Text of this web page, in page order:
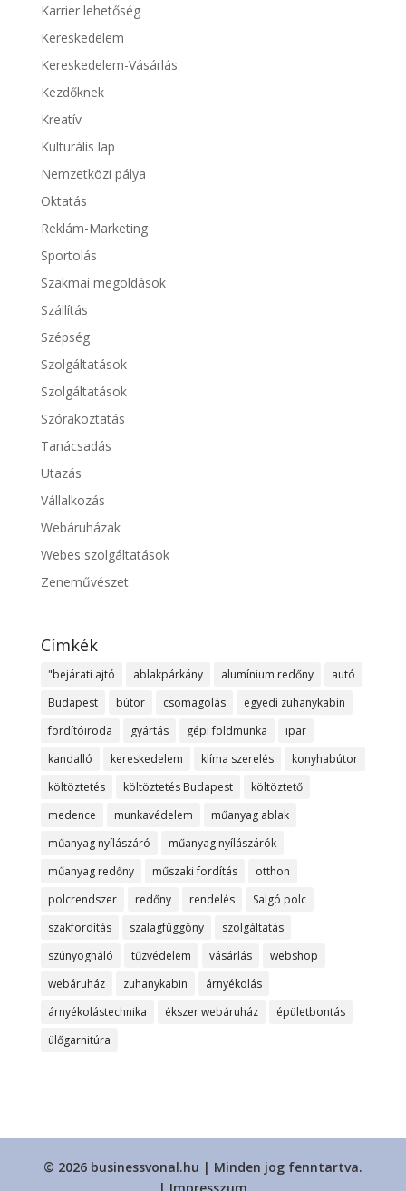
Karrier lehetőség
Kereskedelem
Kereskedelem-Vásárlás
Kezdőknek
Kreatív
Kulturális lap
Nemzetközi pálya
Oktatás
Reklám-Marketing
Sportolás
Szakmai megoldások
Szállítás
Szépség
Szolgáltatások
Szolgáltatások
Szórakoztatás
Tanácsadás
Utazás
Vállalkozás
Webáruházak
Webes szolgáltatások
Zeneművészet
Címkék
"bejárati ajtó ablakpárkány alumínium redőny
autó
Budapest
bútor csomagolás
egyedi zuhanykabin
fordítóiroda
gyártás gépi földmunka
ipar
kandalló
kereskedelem klíma szerelés
konyhabútor
költöztetés
költöztetés Budapest
költöztető
medence
munkavédelem
műanyag ablak
műanyag nyílászáró
műanyag nyílászárók
műanyag redőny
műszaki fordítás
otthon
polcrendszer
redőny rendelés
Salgó polc
szakfordítás
szalagfüggöny
szolgáltatás
szúnyogháló
tűzvédelem vásárlás
webshop
webáruház
zuhanykabin
árnyékolás
árnyékolástechnika
ékszer webáruház
épületbontás
ülőgarnitúra
© 2026 businessvonal.hu | Minden jog fenntartva.